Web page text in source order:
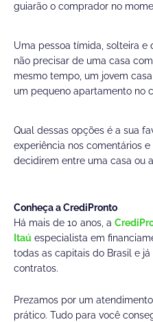
guiarão o comprador no
Uma pessoa tímida, solteira
não precisar de uma casa
mesmo tempo, um jovem
um pequeno apartamento no
Qual dessas opções é a sua
experiência nos comentários
decidirem entre uma casa ou
Conheça a CrediPronto
Há mais de 10 anos, a
Itaú especialista em
todas as capitais do Brasil e
contratos.
Prezamos por um
prático. Tudo para você